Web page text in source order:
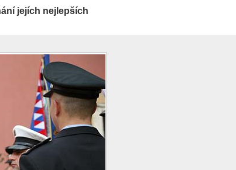
jejích nejlepších